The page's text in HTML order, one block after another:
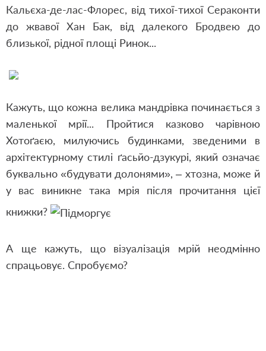
Кальєха-де-лас-Флорес, від тихої-тихої Сераконти
до жвавої Хан Бак, від далекого Бродвею до
близької, рідної площі Ринок...
Кажуть, що кожна велика мандрівка починається з
маленької мрії... Пройтися казково чарівною
Хотоґаєю, милуючись будинками, зведеними в
архітектурному стилі ґасьйо-дзукурі, який означає
буквально «будувати долонями», – хтозна, може й
у вас виникне така мрія після прочитання цієї
книжки?
А ще кажуть, що візуалізація мрій неодмінно
спрацьовує. Спробуємо?